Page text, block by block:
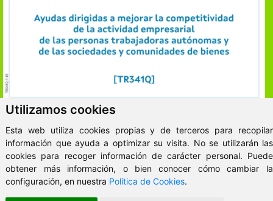
Utilizamos cookies
Esta web utiliza cookies propias y de terceros para recopilar
información que ayuda a optimizar su visita. No se utilizarán las
cookies para recoger información de carácter personal. Puede
obtener más información, o bien conocer cómo cambiar la
configuración, en nuestra Política de Cookies.
ClickViviendas
© 2026 - VitaKsa Inmobiliaria
Aviso Legal